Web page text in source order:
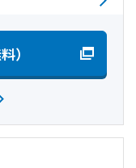
）